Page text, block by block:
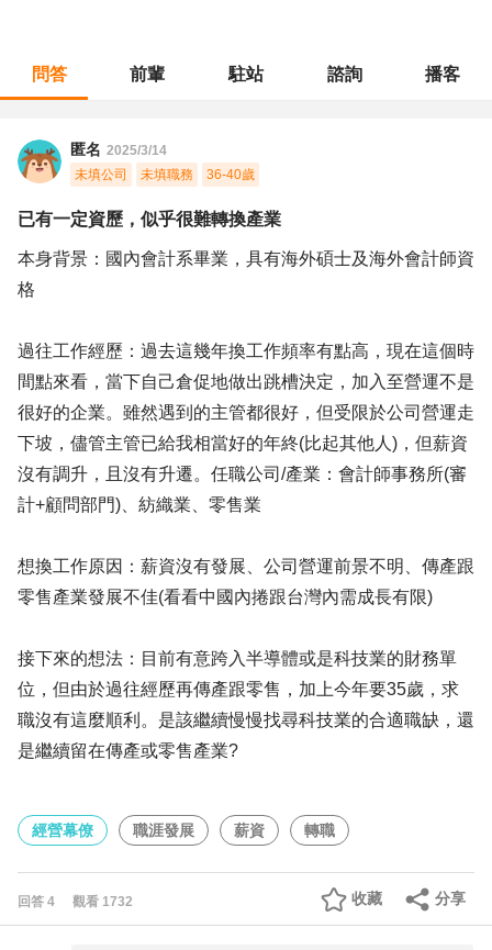
問答 前輩 駐站 諮詢 播客
匿名 2025/3/14
未填公司
未填職務 36-40歲
已有一定資歷，似乎很難轉換產業
本身背景：國內會計系畢業，具有海外碩士及海外會計師資
格
過往工作經歷：過去這幾年換工作頻率有點高，現在這個時
間點來看，當下自己倉促地做出跳槽決定，加入至營運不是
很好的企業。雖然遇到的主管都很好，但受限於公司營運走
下坡，儘管主管已給我相當好的年終(比起其他人)，但薪資
沒有調升，且沒有升遷。任職公司/產業：會計師事務所(審
計+顧問部門)、紡織業、零售業
想換工作原因：薪資沒有發展、公司營運前景不明、傳產跟
零售產業發展不佳(看看中國內捲跟台灣內需成長有限)
接下來的想法：目前有意跨入半導體或是科技業的財務單
位，但由於過往經歷再傳產跟零售，加上今年要35歲，求
職沒有這麼順利。是該繼續慢慢找尋科技業的合適職缺，還
是繼續留在傳產或零售產業?
經營幕僚 職涯發展 薪資 轉職
回答 4 觀看 1732 分享
收藏